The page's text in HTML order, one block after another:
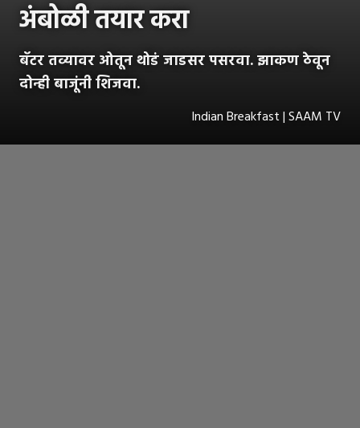
अंबोळी तयार करा
बॅटर तव्यावर ओतून थोडं जाडसर पसरवा. झाकण ठेवून
दोन्ही बाजूंनी शिजवा.
Indian Breakfast | SAAM TV